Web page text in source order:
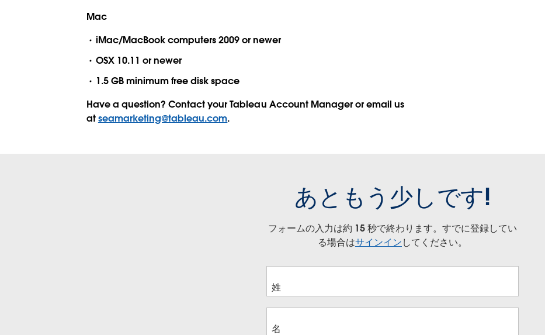
Mac
iMac/MacBook computers 2009 or newer
OSX 10.11 or newer
1.5 GB minimum free disk space
Have a question? Contact your Tableau Account Manager or email us
atseamarketing@tableau.com.
あともう少しです!
フォームの入力は約 15 秒で終わります。すでに登録してい
る場合はサインインしてください。